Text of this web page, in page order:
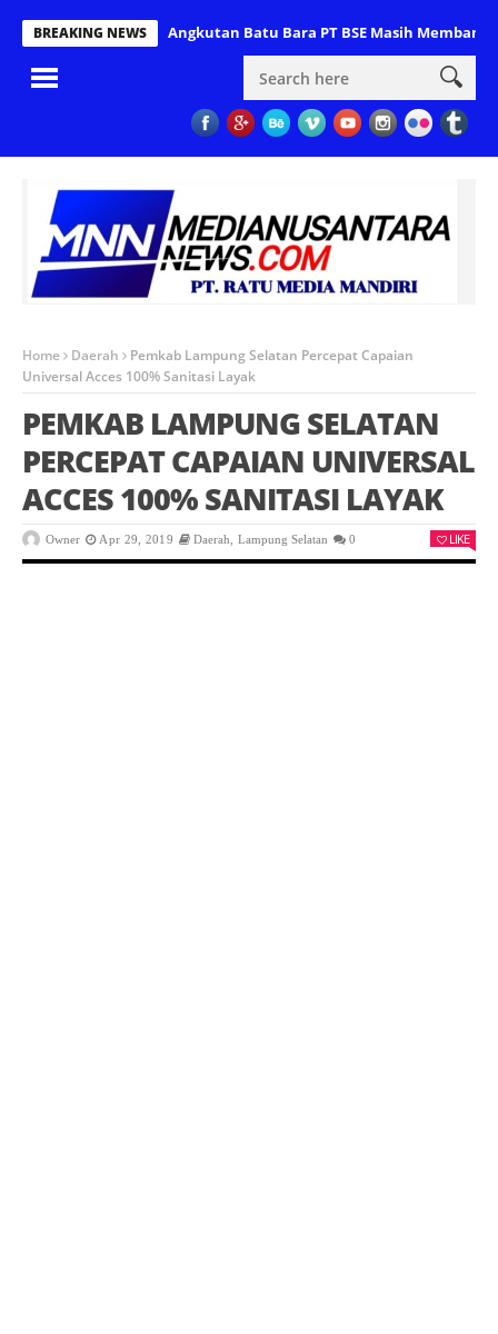
BREAKING NEWS
Tak Bertaring, Angkutan Batu Bara PT BSE Masih Membandel,
Home Daerah
Pemkab Lampung Selatan Percepat Capaian
Universal Acces 100% Sanitasi Layak
PEMKAB LAMPUNG SELATAN
PERCEPAT CAPAIAN UNIVERSAL
ACCES 100% SANITASI LAYAK
Owner Apr 29, 2019 Daerah Lampung Selatan 0 LIKE